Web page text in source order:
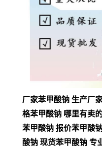
厂家苯甲酸钠 生产厂
格苯甲酸钠 哪里有卖
苯甲酸钠 报价苯甲酸
酸钠 现货苯甲酸钠 专